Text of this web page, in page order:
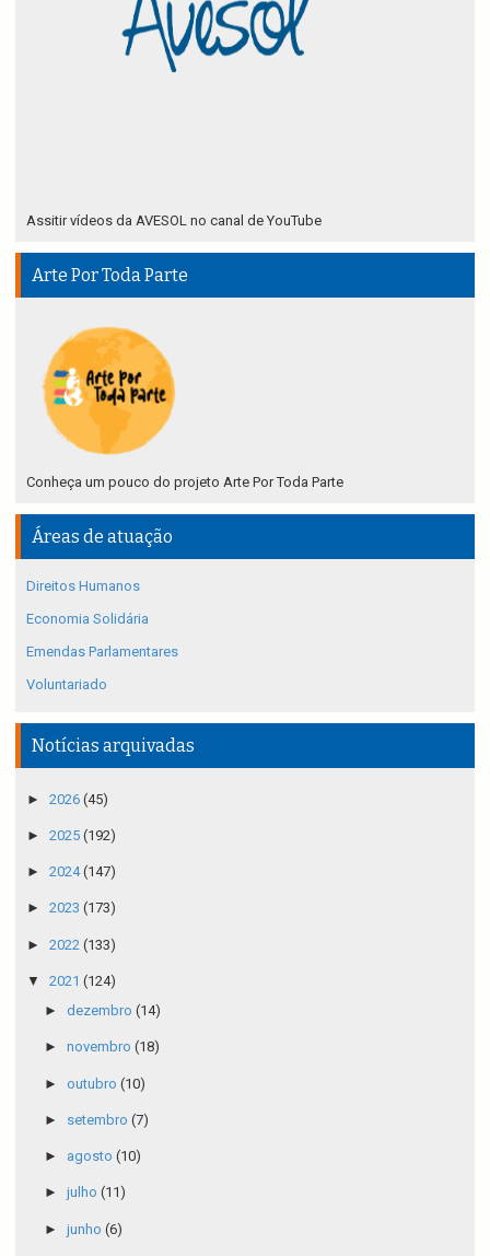
Assitir vídeos da AVESOL no canal de YouTube
Arte Por Toda Parte
Conheça um pouco do projeto Arte Por Toda Parte
Áreas de atuação
Direitos Humanos
Economia Solidária
Emendas Parlamentares
Voluntariado
Notícias arquivadas
► 2026 (45)
► 2025 (192)
► 2024(147)
► 2023 (173)
► 2022 (133)
▼ 2021 (124)
► dezembro (14)
► novembro (18)
► outubro (10)
► setembro (7)
► agosto (10)
► julho (11)
► junho (6)